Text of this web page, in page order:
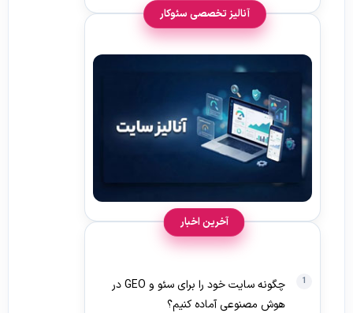
آنالیز تخصصی سئوکار
آخرین اخبار
چگونه سایت خود را برای سئو و GEO در
هوش مصنوعی آماده کنیم؟